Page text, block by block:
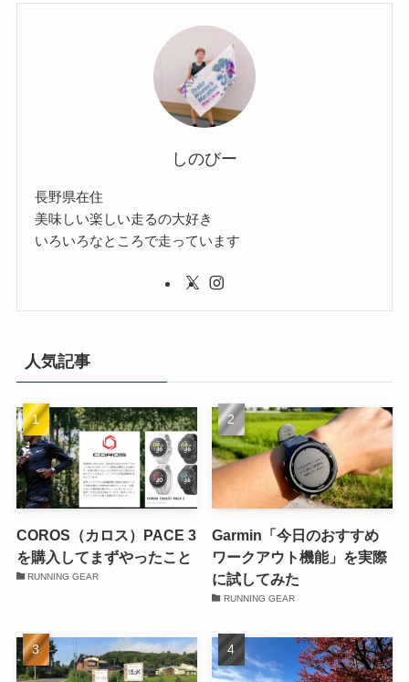
しのびー
長野県在住
美味しい楽しい走るの大好き
いろいろなところで走っています
人気記事
COROS（カロス）PACE 3
を購入してまずやったこと
RUNNING GEAR
Garmin「今日のおすすめ
ワークアウト機能」を実際
に試してみた
RUNNING GEAR